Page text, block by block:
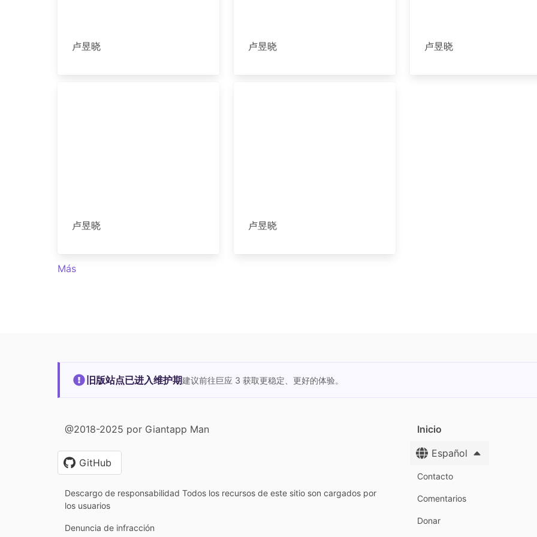
卢昱晓 卢昱晓 卢昱晓
卢昱晓 卢昱晓
Más
旧版站点已进入维护期建议前往巨应 3 获取更稳定、更好的体验。
@2018-2025 por Giantapp Man
GitHub
Descargo de responsabilidad Todos los recursos de este sitio son cargados por
los usuarios
Denuncia de infracción
Inicio
Español
Contacto
Comentarios
Donar